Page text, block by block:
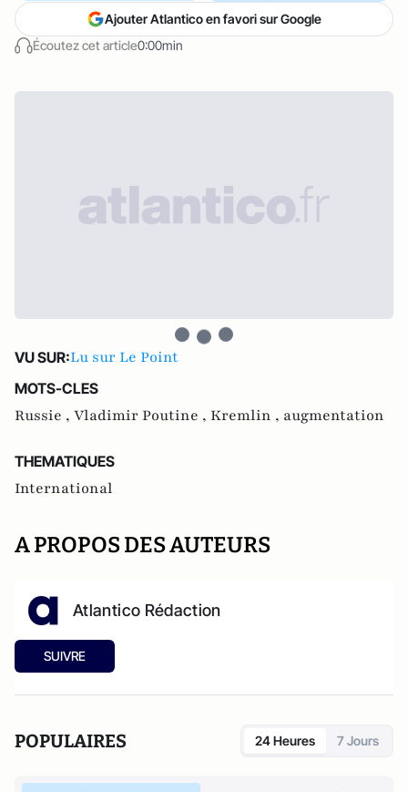
Écoutez cet article0:00min
Ajouter Atlantico en favori sur Google
VU SUR:Lu sur Le Point
MOTS-CLES
Russie , Vladimir Poutine , Kremlin , augmentation
THEMATIQUES
International
A PROPOS DES AUTEURS
Atlantico Rédaction
SUIVRE
POPULAIRES 24 Heures 7 Jours